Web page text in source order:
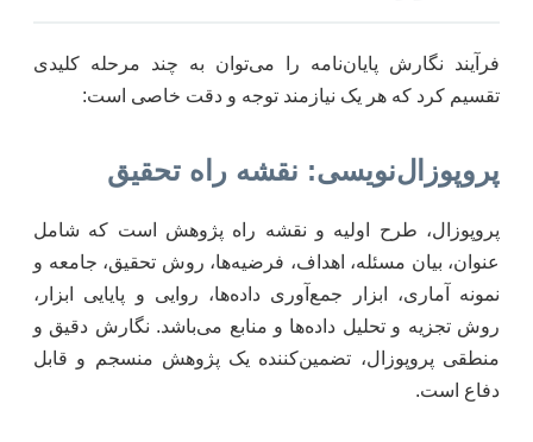
فرآیند نگارش پایان‌نامه را می‌توان به چند مرحله کلیدی
تقسیم کرد که هر یک نیازمند توجه و دقت خاصی است:
پروپوزال‌نویسی: نقشه راه تحقیق
پروپوزال، طرح اولیه و نقشه راه پژوهش است که شامل
عنوان، بیان مسئله، اهداف، فرضیه‌ها، روش تحقیق، جامعه و
نمونه آماری، ابزار جمع‌آوری داده‌ها، روایی و پایایی ابزار،
روش تجزیه و تحلیل داده‌ها و منابع می‌باشد. نگارش دقیق و
منطقی پروپوزال، تضمین‌کننده یک پژوهش منسجم و قابل
دفاع است.